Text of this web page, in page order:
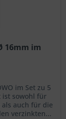
16mm im
im Set zu 5
ist sowohl für
auch für die
verzinkten...